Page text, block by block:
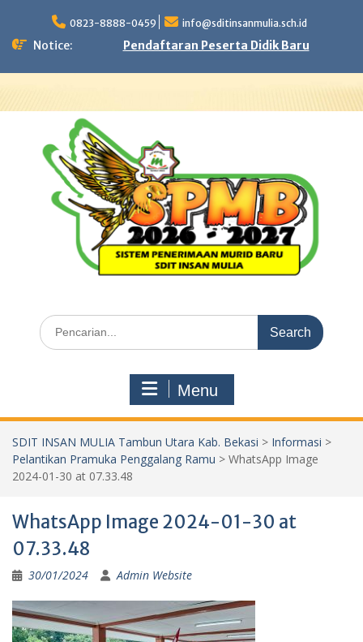
content
0823-8888-0459 info@sditinsanmulia.sch.id
Notice: Pendaftaran Peserta Didik Baru
Search
for:
Menu
SDIT INSAN MULIA Tambun Utara Kab. Bekasi > Informasi >
Pelantikan Pramuka Penggalang Ramu > WhatsApp Image
2024-01-30 at 07.33.48
WhatsApp Image 2024-01-30 at
07.33.48
30/01/2024 Admin Website